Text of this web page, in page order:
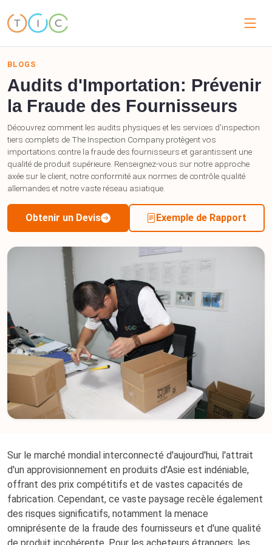
BLOGS
Audits d'Importation: Prévenir
la Fraude des Fournisseurs
Découvrez comment les audits physiques et les services d'inspection
tiers complets de The Inspection Company protègent vos
importations contre la fraude des fournisseurs et garantissent une
qualité de produit supérieure. Renseignez-vous sur notre approche
axée sur le client, notre conformité aux normes de contrôle qualité
allemandes et notre vaste réseau asiatique.
Obtenir un Devis Exemple de Rapport
Sur le marché mondial interconnecté d'aujourd'hui, l'attrait
d'un approvisionnement en produits d'Asie est indéniable,
offrant des prix compétitifs et de vastes capacités de
fabrication. Cependant, ce vaste paysage recèle également
des risques significatifs, notamment la menace
omniprésente de la fraude des fournisseurs et d'une qualité
de produit incohérente. Pour les acheteurs étrangers, les